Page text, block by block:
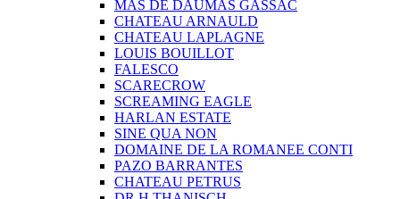
MAS DE DAUMAS GASSAC
CHATEAU ARNAULD
CHATEAU LAPLAGNE
LOUIS BOUILLOT
FALESCO
SCARECROW
SCREAMING EAGLE
HARLAN ESTATE
SINE QUA NON
DOMAINE DE LA ROMANEE CONTI
PAZO BARRANTES
CHATEAU PETRUS